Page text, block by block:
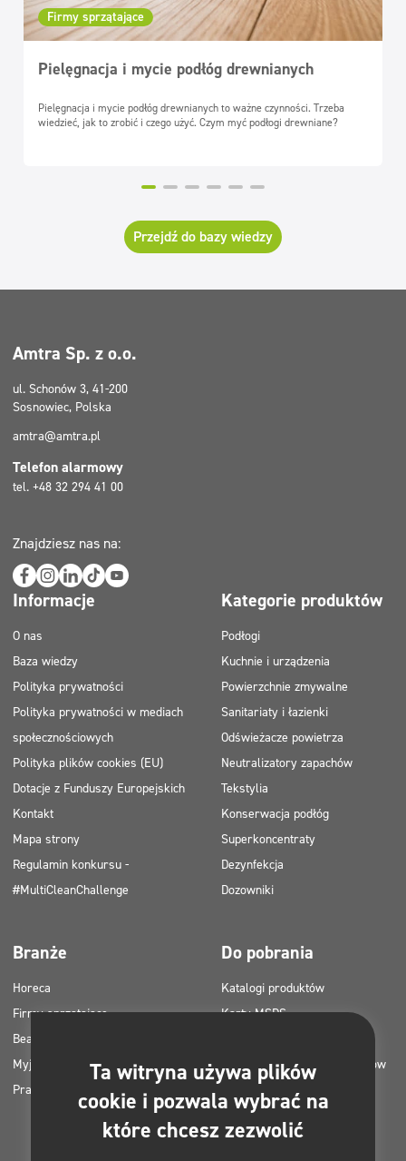
Firmy sprzątające
Pielęgnacja i mycie podłóg drewnianych
Pielęgnacja i mycie podłóg drewnianych to ważne czynności. Trzeba
wiedzieć, jak to zrobić i czego użyć. Czym myć podłogi drewniane?
Przejdź do bazy wiedzy
Amtra Sp. z o.o.
ul. Schonów 3, 41-200
Sosnowiec, Polska
amtra@amtra.pl
Telefon alarmowy
tel. +48 32 294 41 00
Znajdziesz nas na:
Informacje
O nas
Baza wiedzy
Polityka prywatności
Polityka prywatności w mediach
społecznościowych
Polityka plików cookies (EU)
Dotacje z Funduszy Europejskich
Kontakt
Mapa strony
Regulamin konkursu -
#MultiCleanChallenge
Kategorie produktów
Podłogi
Kuchnie i urządzenia
Powierzchnie zmywalne
Sanitariaty i łazienki
Odświeżacze powietrza
Neutralizatory zapachów
Tekstylia
Konserwacja podłóg
Superkoncentraty
Dezynfekcja
Dozowniki
Branże
Horeca
Firmy sprzątające
Beauty
Myjnie samochodowe
Pralnie
Do pobrania
Katalogi produktów
Karty MSDS
Plany zastosowania produktów
Pozwolenia i atesty
Zdjęcia do druku
Ta witryna używa plików
cookie i pozwala wybrać na
które chcesz zezwolić